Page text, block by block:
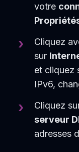
votre
Cliquez
sur
et cliquez
IPv6,
Cliquez
serveur
adresses